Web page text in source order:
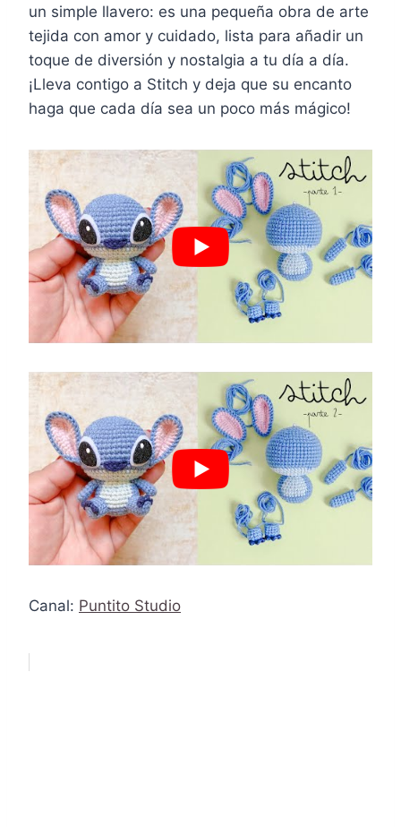
un simple llavero: es una pequeña obra de arte
tejida con amor y cuidado, lista para añadir un
toque de diversión y nostalgia a tu día a día.
¡Lleva contigo a Stitch y deja que su encanto
haga que cada día sea un poco más mágico!
Canal: Puntito Studio